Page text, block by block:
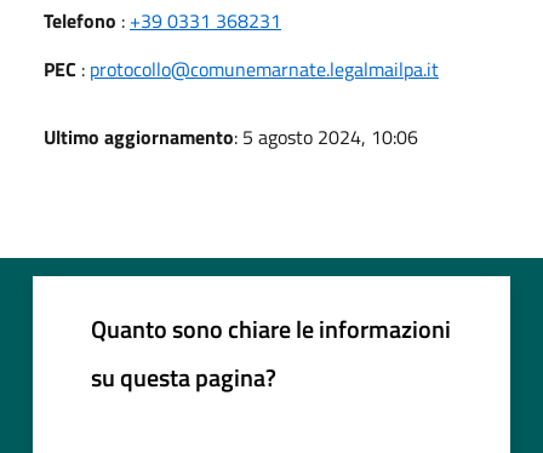
Telefono : +39 0331 368231
PEC : protocollo@comunemarnate.legalmailpa.it
Ultimo aggiornamento: 5 agosto 2024, 10:06
Quanto sono chiare le informazioni
su questa pagina?